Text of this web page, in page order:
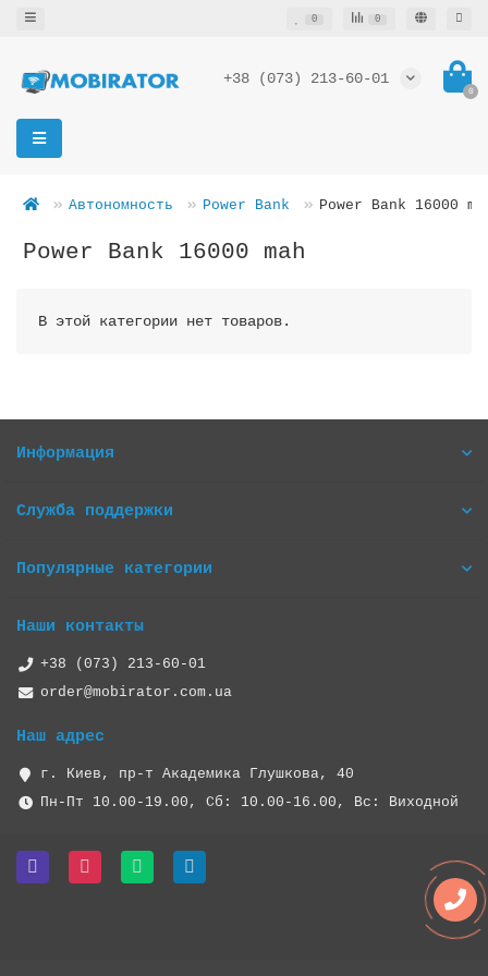
0 0
+38 (073) 213-60-01
0
Автономность Power Bank Power Bank 16000
Power Bank 16000 mah
В этой категории нет товаров.
Информация
Служба поддержки
Популярные категории
Наши контакты
+38 (073) 213-60-01
order@mobirator.com.ua
Наш адрес
г. Киев, пр-т Академика Глушкова, 40
Пн-Пт 10.00-19.00, Cб: 10.00-16.00, Вс: Виходной